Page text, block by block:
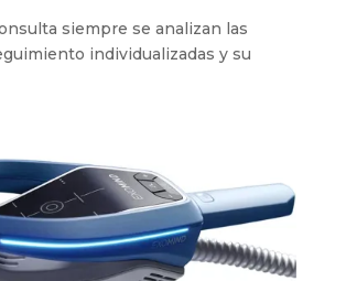
siempre se analizan las
individualizadas y su